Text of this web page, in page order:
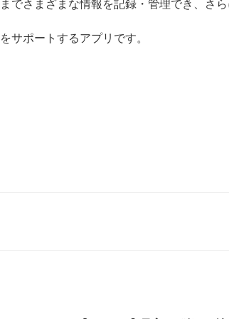
でさまざまな情報を記録・管理でき、さ
サポートするアプリです。